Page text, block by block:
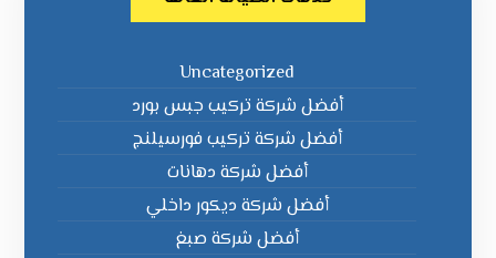
Uncategorized
أفضل شركة تركيب جبس بورد
أفضل شركة تركيب فورسيلنج
أفضل شركة دهانات
أفضل شركة ديكور داخلي
أفضل شركة صبغ